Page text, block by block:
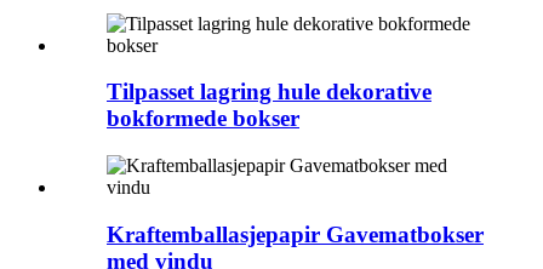
Tilpasset lagring hule dekorative
bokformede bokser
Kraftemballasjepapir Gavematbokser
med vindu